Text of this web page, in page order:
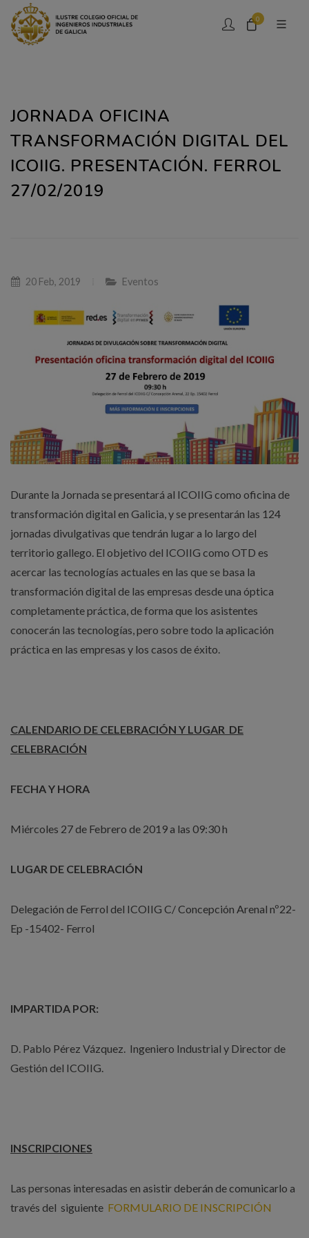
0
JORNADA OFICINA
TRANSFORMACIÓN DIGITAL DEL
ICOIIG. PRESENTACIÓN. FERROL
27/02/2019
20 Feb, 2019 Eventos
Durante la Jornada se presentará al ICOIIG como oficina de
transformación digital en Galicia, y se presentarán las 124
jornadas divulgativas que tendrán lugar a lo largo del
territorio gallego. El objetivo del ICOIIG como OTD es
acercar las tecnologías actuales en las que se basa la
transformación digital de las empresas desde una óptica
completamente práctica, de forma que los asistentes
conocerán las tecnologías, pero sobre todo la aplicación
práctica en las empresas y los casos de éxito.
CALENDARIO DE CELEBRACIÓN Y LUGAR DE
CELEBRACIÓN
FECHA Y HORA
Miércoles 27 de Febrero de 2019 a las 09:30 h
LUGAR DE CELEBRACIÓN
Delegación de Ferrol del ICOIIG C/ Concepción Arenal nº22-
Ep -15402- Ferrol
IMPARTIDA POR:
D. Pablo Pérez Vázquez. Ingeniero Industrial y Director de
Gestión del ICOIIG.
INSCRIPCIONES
Las personas interesadas en asistir deberán de comunicarlo a
través del siguiente FORMULARIO DE INSCRIPCIÓN